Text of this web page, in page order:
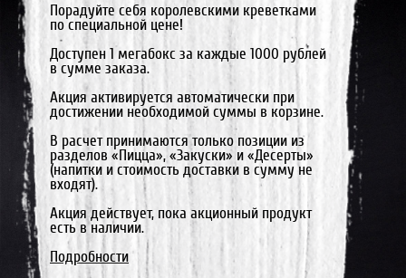
Порадуйте себя королевскими креветками
по специальной цене!
Доступен 1 мегабокс за каждые 1000 рублей
в сумме заказа.
Акция активируется автоматически при
достижении необходимой суммы в корзине.
В расчет принимаются только позиции из
разделов «Пицца», «Закуски» и «Десерты»
(напитки и стоимость доставки в сумму не
входят).
Акция действует, пока акционный продукт
есть в наличии.
Подробности